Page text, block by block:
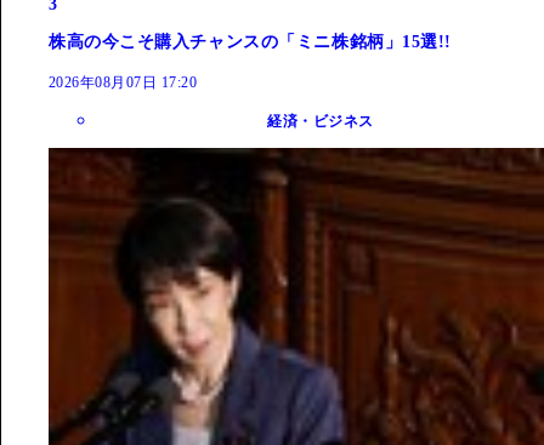
3
株高の今こそ購入チャンスの「ミニ株銘柄」15選!!
2026年08月07日 17:20
経済・ビジネス